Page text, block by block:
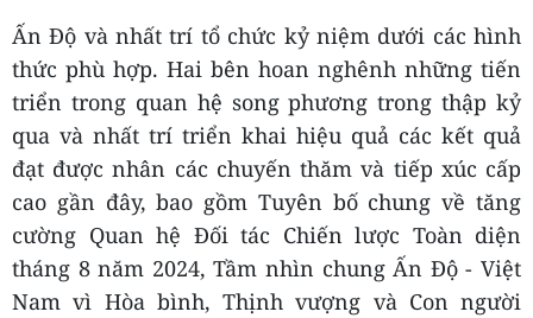
Ấn Độ và nhất trí tổ chức kỷ niệm dưới các hình
thức phù hợp. Hai bên hoan nghênh những tiến
triển trong quan hệ song phương trong thập kỷ
qua và nhất trí triển khai hiệu quả các kết quả
đạt được nhân các chuyến thăm và tiếp xúc cấp
cao gần đây, bao gồm Tuyên bố chung về tăng
cường Quan hệ Đối tác Chiến lược Toàn diện
tháng 8 năm 2024, Tầm nhìn chung Ấn Độ - Việt
Nam vì Hòa bình, Thịnh vượng và Con người